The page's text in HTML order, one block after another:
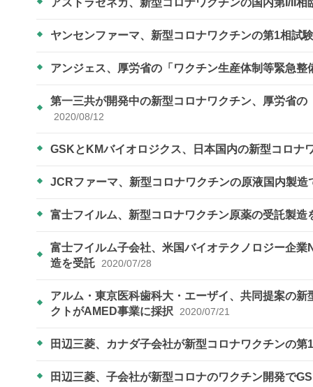
ヤンセンファーマ、新型コロナワクチンの第1相試
アンジェス、厚労省の「ワクチン生産体制等緊急
第一三共が開発中の新型コロナワクチン、厚労省
2020/08/12
GSKとKMバイオロジクス、日本国内の新型コロナ
JCRファーマ、新型コロナワクチンの原液国内製
富士フイルム、新型コロナワクチン原薬の受託製
富士フイルム子会社、米国バイオテクノロジー企
造を受託
2020/07/28
アルム・東京医科歯科大・エーザイ、共同提案の
クトがAMED事業に採択
2020/07/21
田辺三菱、カナダ子会社が新型コロナワクチンの
田辺三菱、子会社が新型コロナのワクチン開発で